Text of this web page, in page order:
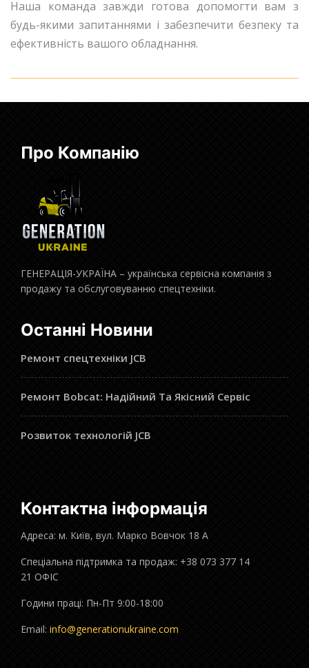
Наша команда завжди готова допомогти вам з
будь-якими запитаннями і забезпечити безпеку та
ефективність вашого обладнання.
Про Компанію
ГЕНЕРАЦІЯ-УКРАЇНА – українська сервісна компанія з
продажу та обслуговуванню спецтехніки.
Останні Новини
Ремонт спецтехніки JCB
Ремонт Bobcat: Надійний Та Якісний Сервіс
Розвиток технологій JCB
Контактна інформація
Адреса: м. Київ, вул. Марко Вовчок 18 А
Спеціальна підтримка та продаж: +38 073 377 14
21 ОФІС
Години праці: Пн-Пт 9:00-18:00
Email: info@generationukraine.com